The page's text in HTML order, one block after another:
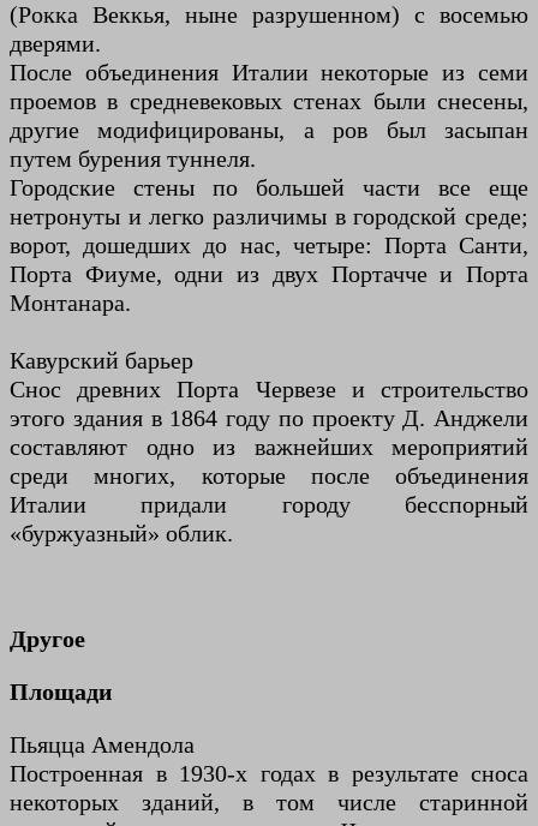
(Рокка Веккья, ныне разрушенном) с восемью
дверями.
После объединения Италии некоторые из семи
проемов в средневековых стенах были снесены,
другие модифицированы, а ров был засыпан
путем бурения туннеля.
Городские стены по большей части все еще
нетронуты и легко различимы в городской среде;
ворот, дошедших до нас, четыре: Порта Санти,
Порта Фиуме, одни из двух Портачче и Порта
Монтанара.
Кавурский барьер
Снос древних Порта Червезе и строительство
этого здания в 1864 году по проекту Д. Анджели
составляют одно из важнейших мероприятий
среди многих, которые после объединения
Италии придали городу бесспорный
«буржуазный» облик.
Другое
Площади
Пьяцца Амендола
Построенная в 1930-х годах в результате сноса
некоторых зданий, в том числе старинной